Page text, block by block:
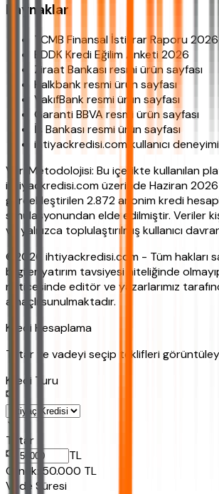
Kaynaklar
TCMB Finansal İstikrar Raporu
BDDK Kredi Eğilim Anketi 2026
Ziraat Bankası resmi ürün sayfası
Halkbank resmi ürün sayfası
VakıfBank resmi ürün sayfası
Garanti BBVA resmi ürün sayfası
İş Bankası resmi ürün sayfası
ihtiyackredisi.com kullanıcı
Veri Metodolojisi: Bu içerikte kullanılan
ihtiyackredisi.com üzerinde Haziran
gerçekleştirilen 2.872 anonim kredi
simülasyonundan elde edilmiştir. Veriler
ve yalnızca toplulaştırılmış kullanıcı
©2026 ihtiyackredisi.com - Tüm hakları
bilgiler yatırım tavsiyesi niteliğinde
neticesinde editör ve yazarlarımız
amaçlı sunulmaktadır.
Kredi Hesaplama
Tutar ve vadeyi seçip teklifleri
Kredi Turu
Tutar
TL
Ornek: 50.000 TL
Vade Süresi